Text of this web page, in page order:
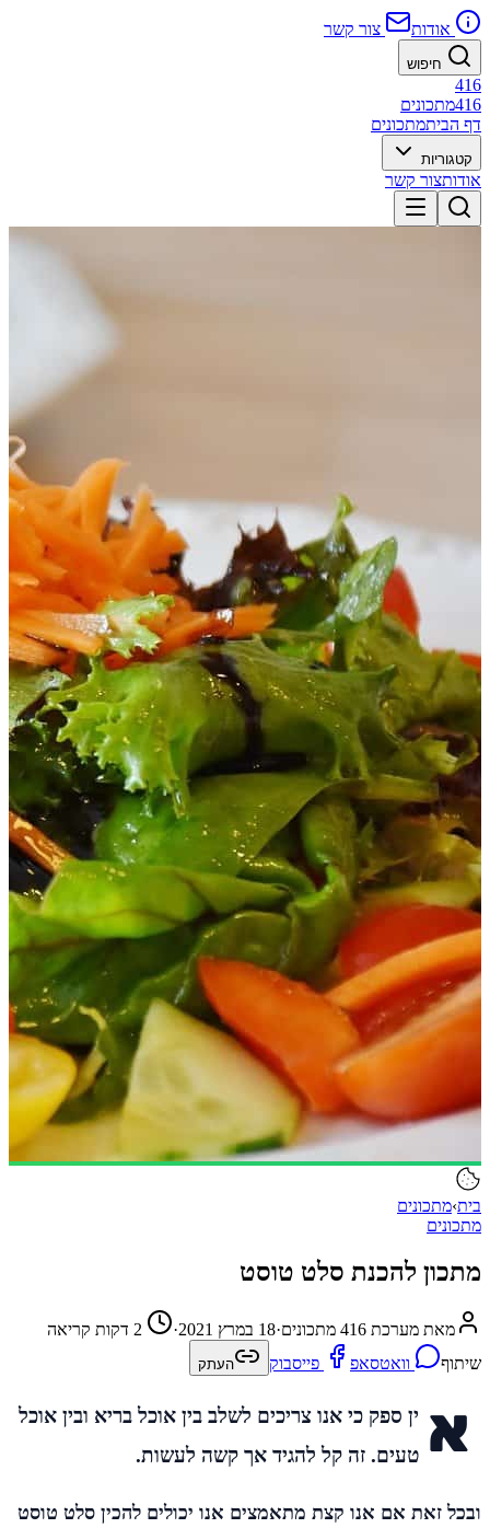
אודות צור קשר
חיפוש
416
416מתכונים
דף הביתמתכונים
קטגוריות
אודותצור קשר
בית›מתכונים
מתכונים
מתכון להכנת סלט טוסט
מאת מערכת 416 מתכונים ·18 במרץ 2021 ·
2 דקות קריאה
שיתוף
וואטסאפ פייסבוק העתק
א ין ספק כי אנו צריכים לשלב בין אוכל בריא ובין אוכל
טעים. זה קל להגיד אך קשה לעשות.
ובכל זאת אם אנו קצת מתאמצים אנו יכולים להכין סלט טוסט